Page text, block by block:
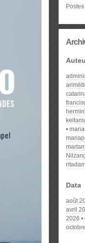
Data
août
avril
2026